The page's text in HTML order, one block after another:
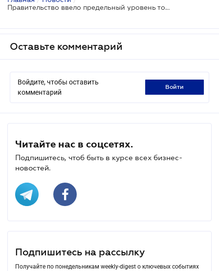
Правительство ввело предельный уровень торговой надбавки на некоторые продукты питания
Оставьте комментарий
Войдите, чтобы оставить
комментарий
войти
Читайте нас в соцсетях.
Подпишитесь, чтоб быть в курсе всех бизнес-
новостей.
Подпишитесь на рассылку
Получайте по понедельникам weekly-digest о ключевых событиях